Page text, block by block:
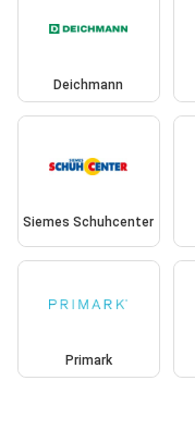
Deichmann
Siemes Schuhcenter
Primark